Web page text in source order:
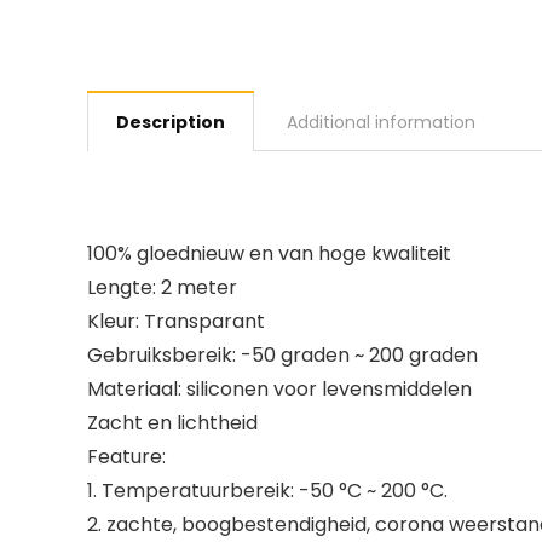
Description Additional information
100% gloednieuw en van hoge kwaliteit
Lengte: 2 meter
Kleur: Transparant
Gebruiksbereik: -50 graden ~ 200 graden
Materiaal: siliconen voor levensmiddelen
Zacht en lichtheid
Feature:
1. Temperatuurbereik: -50 °C ~ 200 °C.
2. zachte, boogbestendigheid, corona